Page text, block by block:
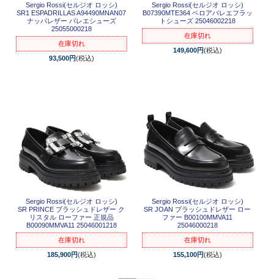
Sergio Rossi(セルジオ ロッシ)
SR1 ESPADRILLAS A94490MNAN07
ナッパレザー バレエシューズ
25055000218
在庫切れ
93,500円(税込)
Sergio Rossi(セルジオ ロッシ)
B07390MTE364 ベロアバレエフラッ
トシューズ 25046002218
在庫切れ
149,600円(税込)
Sergio Rossi(セルジオ ロッシ)
SR PRINCE ブラッシュドレザー ク
リスタル ローファー 正規品
B00090MMVA11 25046001218
在庫切れ
185,900円(税込)
Sergio Rossi(セルジオ ロッシ)
SR JOAN ブラッシュドレザー ロー
ファー B00100MMVA11
25046000218
在庫切れ
155,100円(税込)